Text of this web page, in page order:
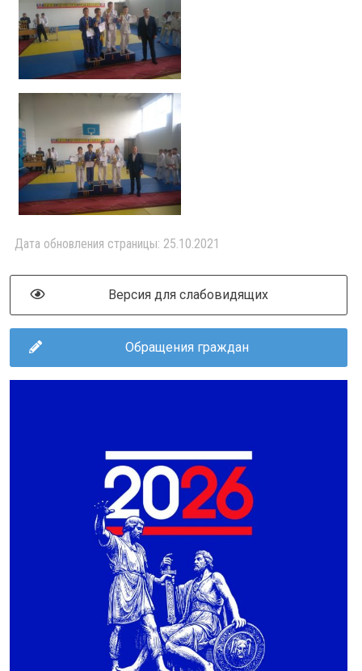
Дата обновления страницы: 25.10.2021
Версия для слабовидящих
Обращения граждан